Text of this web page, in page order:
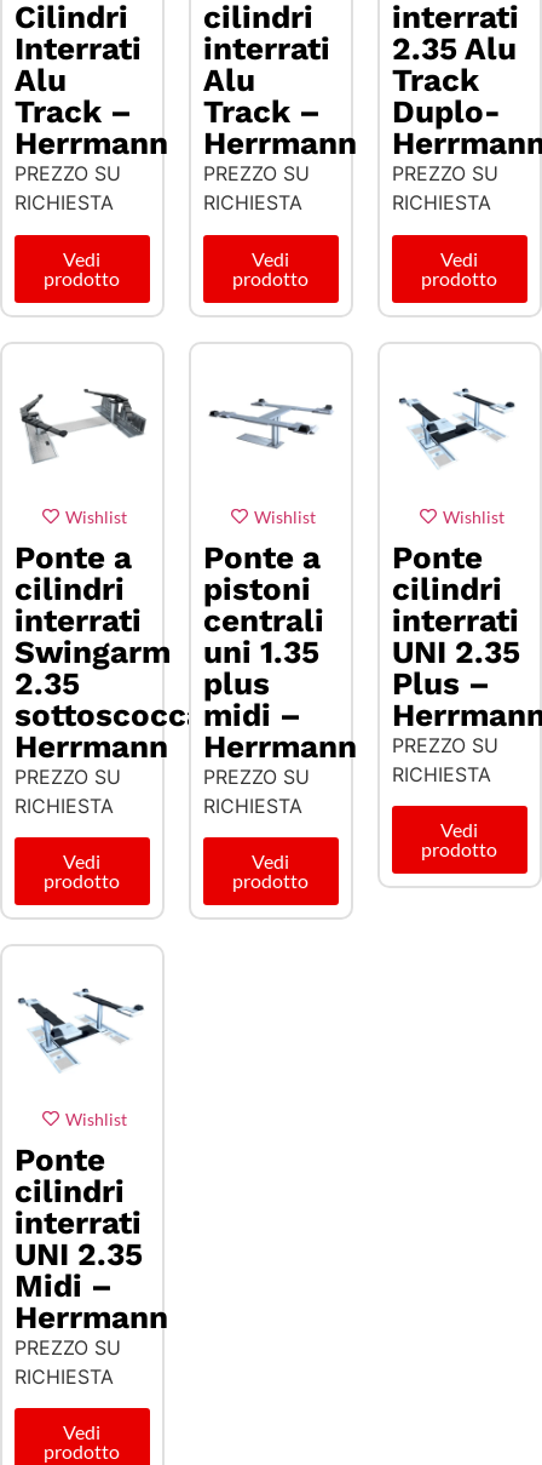
Cilindri
Interrati
Alu
Track –
Herrmann
PREZZO SU
RICHIESTA
Vedi
prodotto
cilindri
interrati
Alu
Track –
Herrmann
PREZZO SU
RICHIESTA
Vedi
prodotto
interrati
2.35 Alu
Track
Duplo-
PREZZO SU
RICHIESTA
Vedi
prodotto
Wishlist
Ponte a
cilindri
interrati
Swingarm
2.35
sottoscocca-
Herrmann
PREZZO SU
RICHIESTA
Vedi
prodotto
Wishlist
Ponte a
pistoni
centrali
uni 1.35
plus
midi –
Herrmann
PREZZO SU
RICHIESTA
Vedi
prodotto
Wishlist
Ponte
cilindri
interrati
UNI 2.35
Plus –
PREZZO SU
RICHIESTA
Vedi
prodotto
Wishlist
Ponte
cilindri
interrati
UNI 2.35
Midi –
Herrmann
PREZZO SU
RICHIESTA
Vedi
prodotto